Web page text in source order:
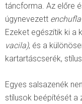
táncforma. Az előre
úgynevezett
Ezeket egészítik ki a
vacila), és a
kartartáscserék,
Egyes salsazenék
stílusok beépítését a